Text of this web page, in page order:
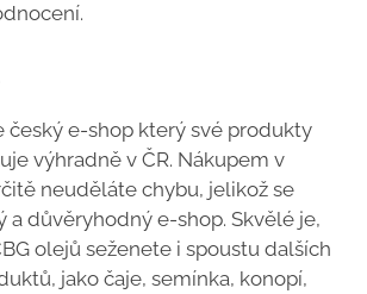
český e-shop který své produkty
výhradně v ČR. Nákupem v
neuděláte chybu, jelikož se
a důvěryhodný e-shop. Skvělé je,
olejů seženete i spoustu dalších
jako čaje, semínka, konopí,